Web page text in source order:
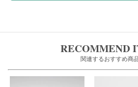
RECOMMEND
関連するおすすめ商